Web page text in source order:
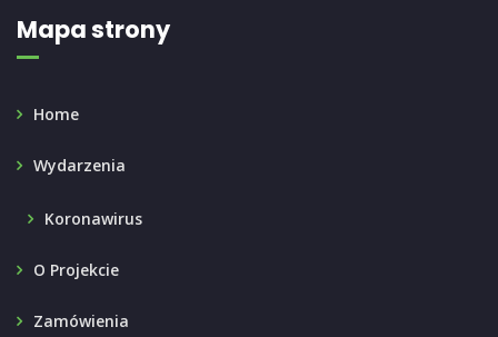
Mapa strony
Home
Wydarzenia
Koronawirus
O Projekcie
Zamówienia